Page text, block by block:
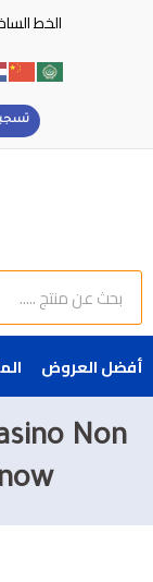
الخط
Search
أفضل العروض
Non